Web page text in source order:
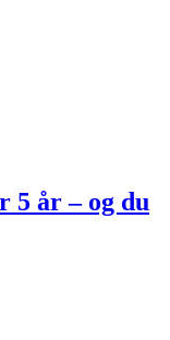
5 år – og du